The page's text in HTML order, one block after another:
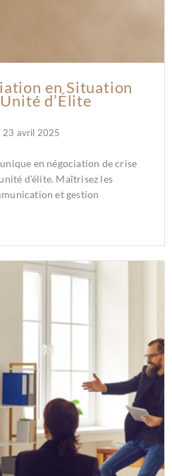
en Situation
d’Élite
23 avril 2025
en négociation de crise
d'élite. Maîtrisez les
et gestion